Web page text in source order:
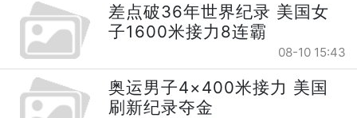
差点破36年世界纪录 美国女
子1600米接力8连霸
08-10 15:43
奥运男子4×400米接力 美国
刷新纪录夺金